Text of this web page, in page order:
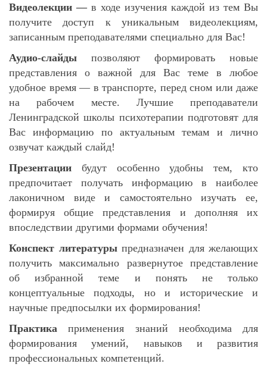
Видеолекции —в ходе изучения каждой из тем Вы
получите доступ к уникальным видеолекциям,
записанным преподавателями специально для Вас!
Аудио-слайды позволяют формировать новые
представления о важной для Вас теме в любое
удобное время — в транспорте, перед сном или даже
на рабочем месте. Лучшие преподаватели
Ленинградской школы психотерапии подготовят для
Вас информацию по актуальным темам и лично
озвучат каждый слайд!
Презентации будут особенно удобны тем, кто
предпочитает получать информацию в наиболее
лаконичном виде и самостоятельно изучать ее,
формируя общие представления и дополняя их
впоследствии другими формами обучения!
Конспект литературыпредназначен для желающих
получить максимально развернутое представление
об избранной теме и понять не только
концептуальные подходы, но и исторические и
научные предпосылки их формирования!
Практикаприменения знаний необходима для
формирования умений, навыков и развития
профессиональных компетенций.